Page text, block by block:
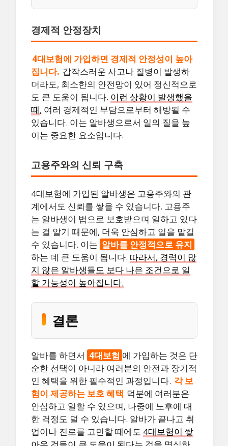
경제적 안정장치
4대보험에 가입하면 경제적 안정성이 높아
집니다. 갑작스러운 사고나 질병이 발생하
더라도, 최소한의 안전망이 있어 정신적으로
도 큰 도움이 됩니다. 이런 상황이 발생했을
때, 여러 경제적인 부담으로부터 해방될 수
있습니다. 이는 알바생으로서 일의 질을 높
이는 중요한 요소입니다.
고용주와의 신뢰 구축
4대보험에 가입된 알바생은 고용주와의 관
계에서도 신뢰를 쌓을 수 있습니다. 고용주
는 알바생이 법으로 보호받으며 일하고 있다
는 걸 알기 때문에, 더욱 안심하고 일을 맡길
수 있습니다. 이는 알바를 안정적으로 유지
하는 데 큰 도움이 됩니다. 따라서, 경력이 많
지 않은 알바생들도 보다 나은 조건으로 일
할 가능성이 높아집니다.
결론
알바를 하면서 4대보험 에 가입하는 것은 단
순한 선택이 아니라 여러분의 안전과 장기적
인 혜택을 위한 필수적인 과정입니다. 각 보
험이 제공하는 보호 혜택 덕분에 여러분은
안심하고 일할 수 있으며, 나중에 노후에 대
한 걱정도 덜 수 있습니다. 알바가 끝나고 취
업이나 진로를 고민할 때에도 4대보험이 쌓